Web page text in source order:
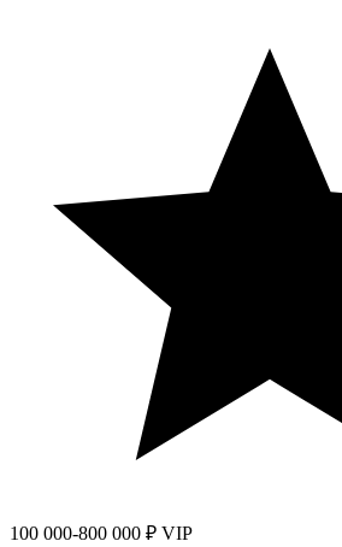
100 000-800 000 ₽ VIP